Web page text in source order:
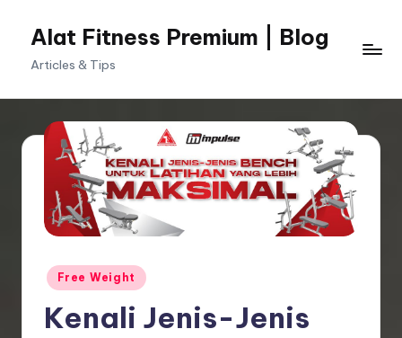
Alat Fitness Premium | Blog
Articles & Tips
Posted
in
Free Weight
Kenali Jenis-Jenis